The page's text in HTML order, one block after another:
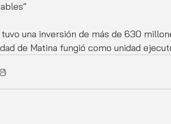
una inversión de más de 630
de Matina fungió como unidad